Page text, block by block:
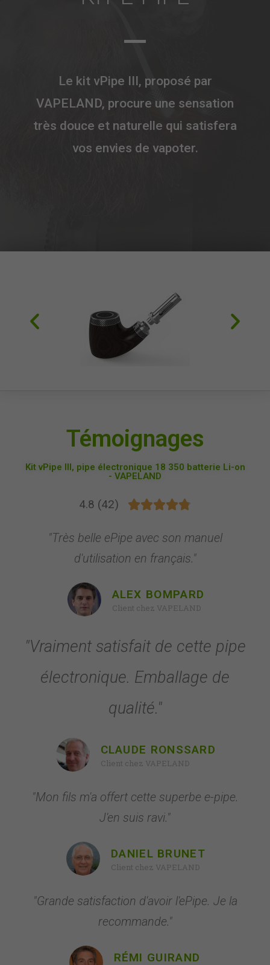
Le kit vPipe III, proposé par
VAPELAND, procure une sensation
très douce et naturelle qui satisfera
vos envies de vapoter.
Témoignages
Kit vPipe III, pipe électronique 18 350 batterie Li-on
- VAPELAND
4.8 (42) 
"Très belle ePipe avec son manuel
d'utilisation en français."
ALEX BOMPARD
Client chez VAPELAND
"Vraiment satisfait de cette pipe
électronique. Emballage de
qualité."
CLAUDE RONSSARD
Client chez VAPELAND
"Mon fils m'a offert cette superbe e-pipe.
J'en suis ravi."
DANIEL BRUNET
Client chez VAPELAND
"Grande satisfaction d'avoir l'ePipe. Je la
recommande."
RÉMI GUIRAND